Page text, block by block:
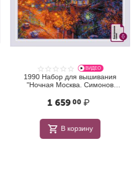
ВИДЕО
1990 Набор для вышивания
"Ночная Москва. Симонов
1 65900 ₽
В корзину